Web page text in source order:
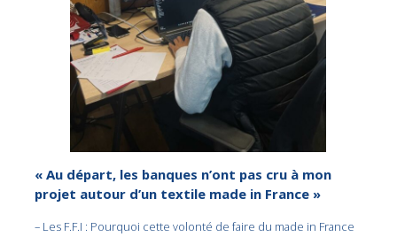
« Au départ, les banques n’ont pas cru à mon
projet autour d’un textile made in France »
– Les F.F.I : Pourquoi cette volonté de faire du made in France